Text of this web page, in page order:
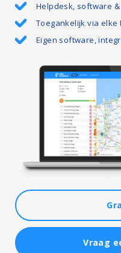
Vraag
Helpdesk, software
Toegankelijk via elke
Eigen software,